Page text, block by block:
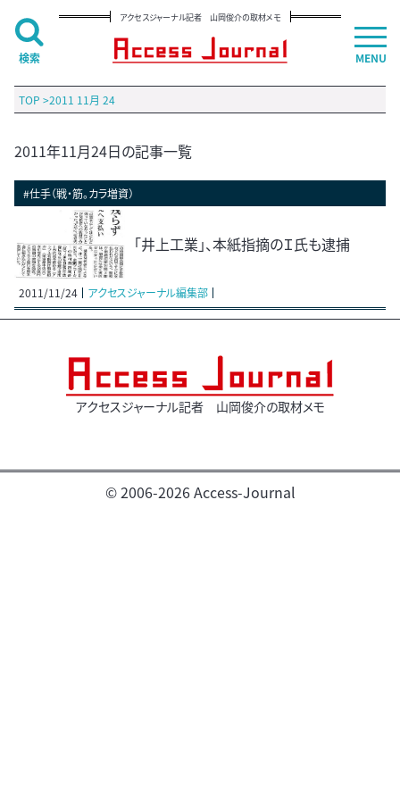
アクセスジャーナル記者 山岡俊介の取材メモ
TOP >2011 11月 24
2011年11月24日の記事一覧
#仕手（戦・筋。カラ増資）
「井上工業」、本紙指摘のＩ氏も逮捕
2011/11/24 アクセスジャーナル編集部
アクセスジャーナル記者 山岡俊介の取材メモ
© 2006-2026 Access-Journal
MENU
検索